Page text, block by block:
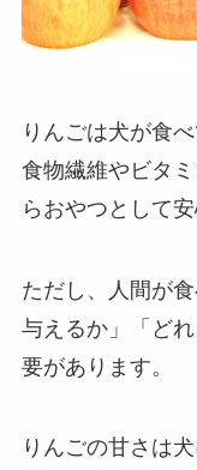
りんごは犬が食
食物繊維やビタ
らおやつとして
ただし、人間が
与えるか」「ど
要があります。
りんごの甘さは